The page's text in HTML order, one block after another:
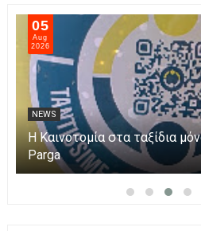
05
Aug
2026
NEWS
Η Καινοτομία στα ταξίδια
Parga